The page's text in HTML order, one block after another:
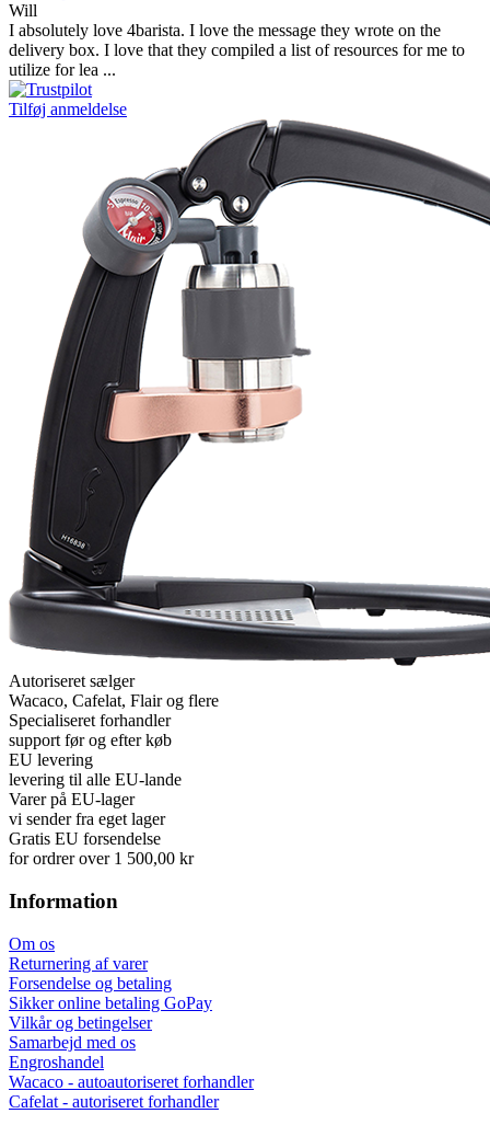
Will
I absolutely love 4barista. I love the message they wrote on the
delivery box. I love that they compiled a list of resources for me to
utilize for lea ...
Tilføj anmeldelse
Autoriseret sælger
Wacaco, Cafelat, Flair og flere
Specialiseret forhandler
support før og efter køb
EU levering
levering til alle EU-lande
Varer på EU-lager
vi sender fra eget lager
Gratis EU forsendelse
for ordrer over 1 500,00 kr
Information
Om os
Returnering af varer
Forsendelse og betaling
Sikker online betaling GoPay
Vilkår og betingelser
Samarbejd med os
Engroshandel
Wacaco - autoautoriseret forhandler
Cafelat - autoriseret forhandler